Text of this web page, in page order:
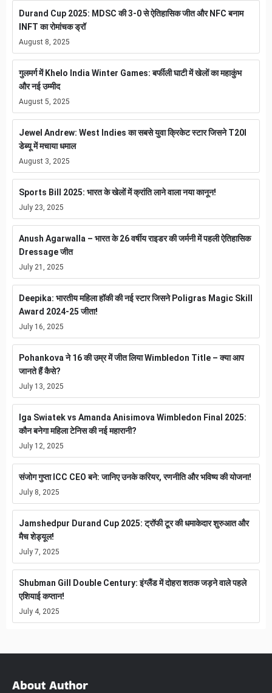
Durand Cup 2025: MDSC की 3-0 से ऐतिहासिक जीत और NFC बनाम
INFT का रोमांचक ड्रॉ
August 8, 2025
गुलमर्ग में Khelo India Winter Games: बर्फीली घाटी में खेलों का महाकुंभ
और नई उम्मीद
August 5, 2025
Jewel Andrew: West Indies का सबसे युवा क्रिकेट स्टार जिसने T20I
डेब्यू में मचाया धमाल
August 3, 2025
Sports Bill 2025: भारत के खेलों में क्रांति लाने वाला नया कानून!
July 23, 2025
Anush Agarwalla – भारत के 26 वर्षीय राइडर की जर्मनी में पहली ऐतिहासिक
Dressage जीत
July 21, 2025
Deepika: भारतीय महिला हॉकी की नई स्टार जिसने Poligras Magic Skill
Award 2024-25 जीता!
July 16, 2025
Pohankova ने 16 की उम्र में जीत लिया Wimbledon Title – क्या आप
जानते हैं कैसे?
July 13, 2025
Iga Swiatek vs Amanda Anisimova Wimbledon Final 2025:
कौन बनेगा महिला टेनिस की नई महारानी?
July 12, 2025
संजोग गुप्ता ICC CEO बने: जानिए उनके करियर, रणनीति और भविष्य की योजना!
July 8, 2025
Jamshedpur Durand Cup 2025: ट्रॉफी टूर की धमाकेदार शुरुआत और
मैच शेड्यूल!
July 7, 2025
Shubman Gill Double Century: इंग्लैंड में दोहरा शतक जड़ने वाले पहले
एशियाई कप्तान!
July 4, 2025
About Author